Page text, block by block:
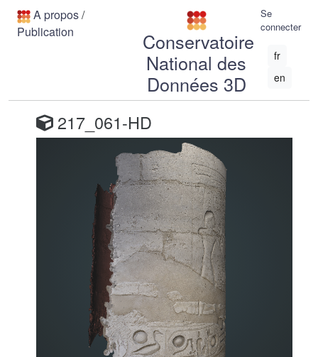
A propos/
Publication
Conservatoire
National des
Données 3D
Se
connecter
fr
en
217_061-HD